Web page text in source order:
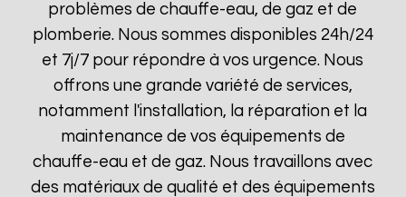
problèmes de chauffe-eau, de gaz et de
plomberie. Nous sommes disponibles 24h/24
et 7j/7 pour répondre à vos urgence. Nous
offrons une grande variété de services,
notamment l'installation, la réparation et la
maintenance de vos équipements de
chauffe-eau et de gaz. Nous travaillons avec
des matériaux de qualité et des équipements